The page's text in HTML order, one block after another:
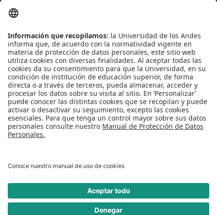
Convivencia y transparencia
Emergencias: Extensión 0000
Eventos destacados
Mapa del Sitio
Multimedia
Noticias
Preguntas frecuentes
Reconocimiento como Universidad: Decreto 1297 del 30 de mayo de 1964.